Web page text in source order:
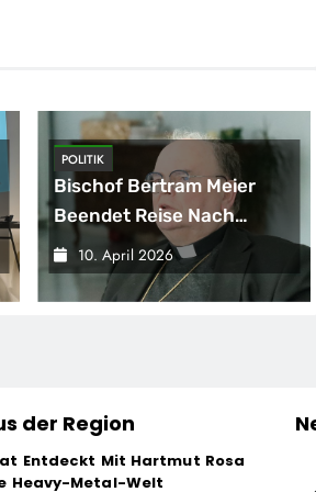
POLITIK
Bischof Bertram Meier
Beendet Reise Nach
Sarajevo
10. April 2026
der Region
Entdeckt Mit Hartmut Rosa
Heavy-Metal-Welt